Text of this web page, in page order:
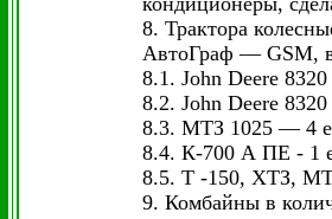
8. Трактора
АвтоГраф — GSM,
8.1. John Deere
8.2. John Deere
8.3. МТЗ 1025 — 4
8.4. К-700 А ПЕ - 1
8.5. Т -150, ХТЗ,
9. Комбайны в